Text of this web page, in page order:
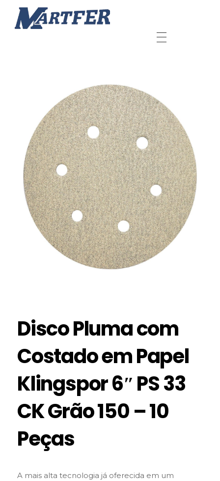
Disco Pluma com
Costado em Papel
Klingspor 6″ PS 33
CK Grão 150 – 10
Peças
A mais alta tecnologia já oferecida em um